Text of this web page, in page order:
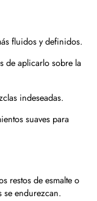
fluidos y definidos.
de aplicarlo sobre la
indeseadas.
suaves para
restos de esmalte o
se endurezcan.